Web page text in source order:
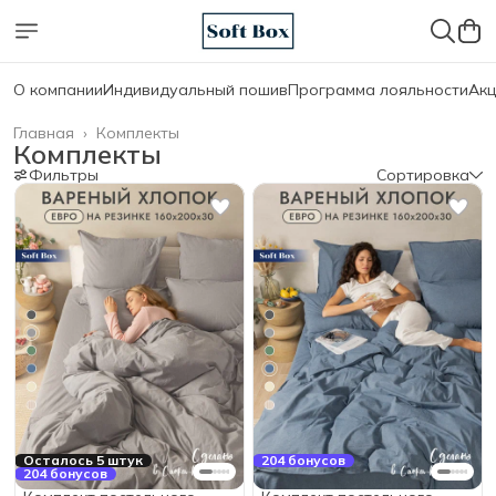
О компанииИндивидуальный пошивПрограмма лояльности
Комплекты
Главная ›
Комплекты
Фильтры Сортировка
Осталось 5 штук
204 бонусов
204 бонусов